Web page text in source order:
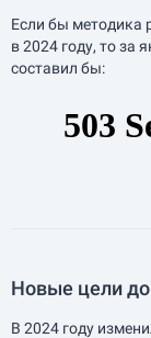
Если бы методика
в 2024 году, то за
составил бы:
Новые цели до
В 2024 году